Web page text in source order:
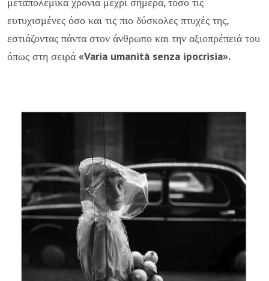
ευτυχισμένες όσο και τις πιο δύσκολες πτυχές της,
εστιάζοντας πάντα στον άνθρωπο και την αξιοπρέπειά του
όπως στη σειρά «Varia umanità senza ipocrisia».